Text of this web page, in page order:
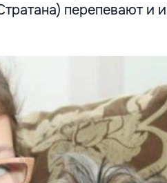
перепевают и